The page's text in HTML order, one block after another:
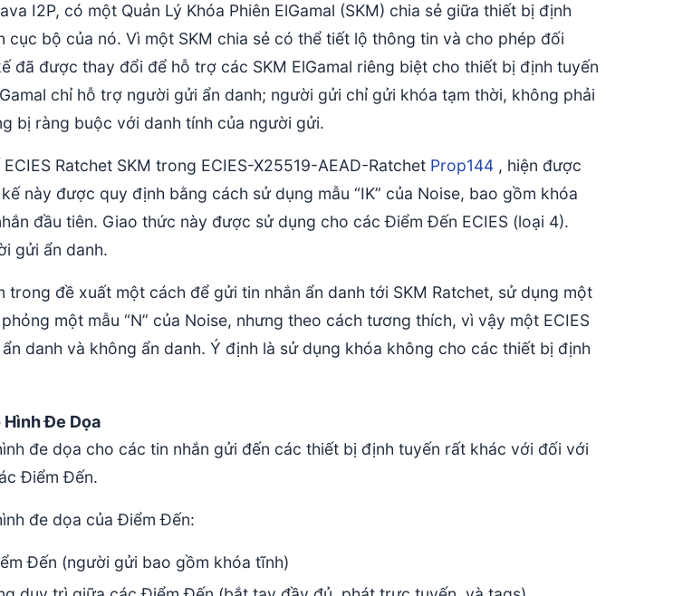
I2P, có một Quản Lý Khóa Phiên ElGamal (SKM) chia sẻ giữa thiết bị định
bộ của nó. Vì một SKM chia sẻ có thể tiết lộ thông tin và cho phép đối
đã được thay đổi để hỗ trợ các SKM ElGamal riêng biệt cho thiết bị định tuyến
chỉ hỗ trợ người gửi ẩn danh; người gửi chỉ gửi khóa tạm thời, không phải
bị ràng buộc với danh tính của người gửi.
Ratchet SKM trong ECIES-X25519-AEAD-Ratchet Prop144 , hiện được
này được quy định bằng cách sử dụng mẫu “IK” của Noise, bao gồm khóa
đầu tiên. Giao thức này được sử dụng cho các Điểm Đến ECIES (loại 4).
gửi ẩn danh.
trong đề xuất một cách để gửi tin nhắn ẩn danh tới SKM Ratchet, sử dụng một
một mẫu “N” của Noise, nhưng theo cách tương thích, vì vậy một ECIES
danh và không ẩn danh. Ý định là sử dụng khóa không cho các thiết bị định
Đe Dọa
đe dọa cho các tin nhắn gửi đến các thiết bị định tuyến rất khác với đối với
Điểm Đến.
đe dọa của Điểm Đến:
Đến (người gửi bao gồm khóa tĩnh)